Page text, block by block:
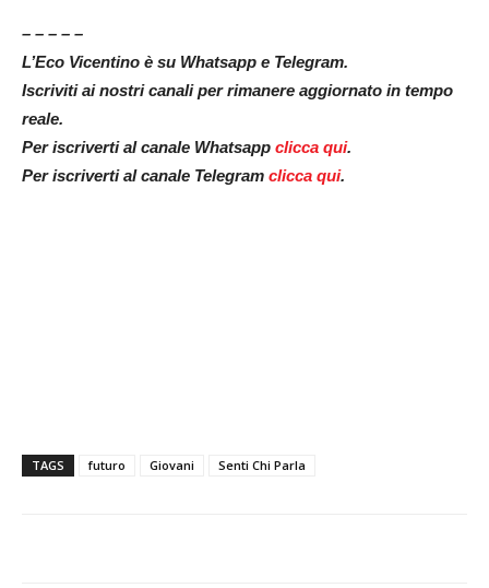
– – – – –
L’Eco Vicentino è su Whatsapp e Telegram.
Iscriviti ai nostri canali per rimanere aggiornato in tempo
reale.
Per iscriverti al canale Whatsapp clicca qui.
Per iscriverti al canale Telegram clicca qui.
TAGS futuro Giovani Senti Chi Parla